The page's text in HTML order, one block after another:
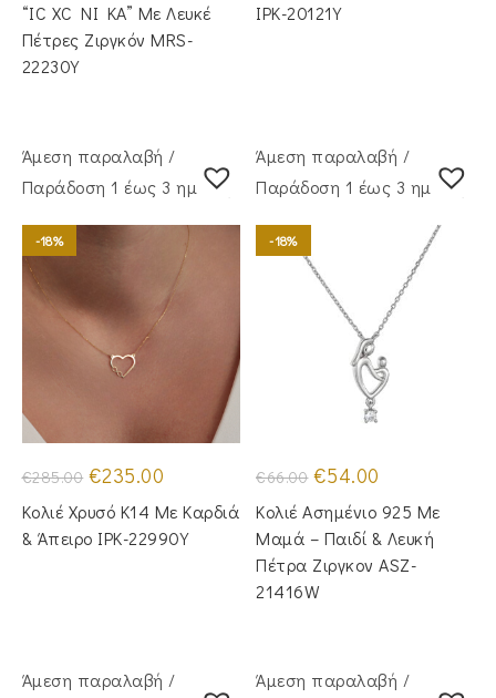
“IC XC NI KA” Με Λευκέ
Πέτρες Ζιργκόν MRS-
22230Y
IPK-20121Y
Άμεση παραλαβή /
Παράδoση 1 έως 3 ημέρες
-18%
€285.00 Original
price
was:
€285.00.
€235.00
τιμή
είναι:
€235.00.
Κολιέ Χρυσό Κ14 Με Καρδιά
& Άπειρο IPK-22990Y
Άμεση παραλαβή /
Παράδoση 1 έως 3 ημέρες
-18%
€66.00 Original
price
€66.00.
€54.00
τιμή
είναι:
€54.00.
Κολιέ Ασημένιο 925 Με
Μαμά – Παιδί & Λευκή
Πέτρα Ζιργκον ASZ-
21416W
Άμεση παραλαβή /
Άμεση παραλαβή /